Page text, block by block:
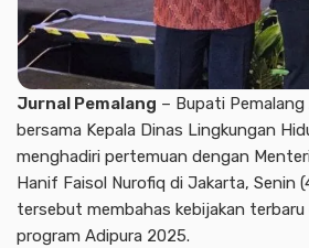
Jurnal Pemalang – Bupati
bersama Kepala Dinas Lingkungan
menghadiri pertemuan dengan
Hanif Faisol Nurofiq di Jakarta, Senin
tersebut membahas kebijakan terbaru
program Adipura 2025.